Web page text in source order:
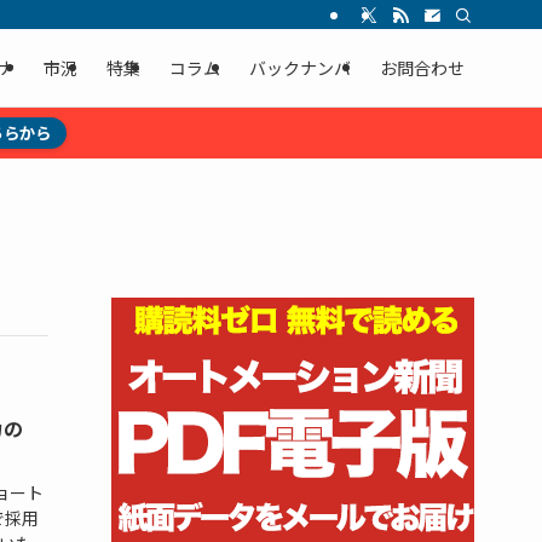
市況 特集 コラム バックナンバ お問合わせ
から
ート
用